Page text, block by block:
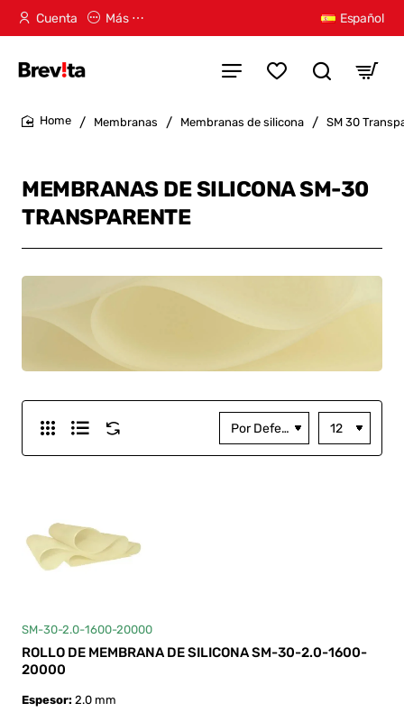
Cuenta Más ⋯ Español
Membranas Membranas de silicona SM 30
MEMBRANAS DE SILICONA SM-30
TRANSPARENTE
SM-30-2.0-1600-20000
ROLLO DE MEMBRANA DE SILICONA SM-30-2.0-1600-
20000
Espesor: 2.0 mm